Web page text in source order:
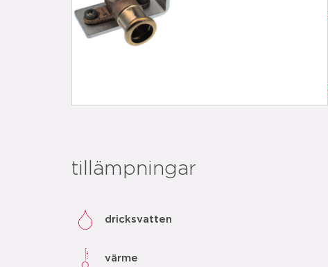
tillämpningar
dricksvatten
värme